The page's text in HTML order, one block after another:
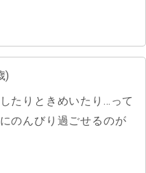
)
たりときめいたり…って
のんびり過ごせるのが